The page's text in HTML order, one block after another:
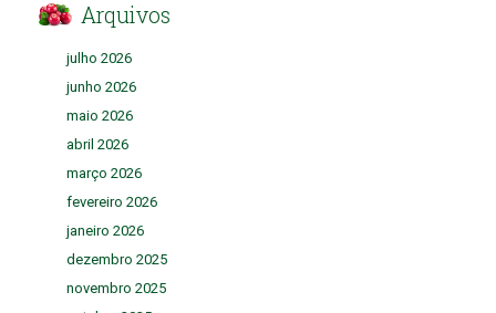
Arquivos
julho 2026
junho 2026
maio 2026
abril 2026
março 2026
fevereiro 2026
janeiro 2026
dezembro 2025
novembro 2025